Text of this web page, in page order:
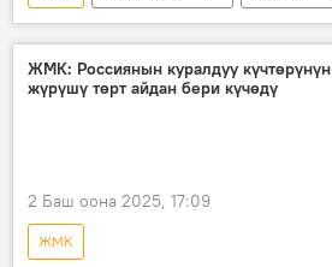
Садыр Жапаров
журналист
ЖМК: Россиянын куралдуу күчтөрүнүн
жүрүшү төрт айдан бери күчөдү
2 Баш оона 2025, 17:09
ЖМК